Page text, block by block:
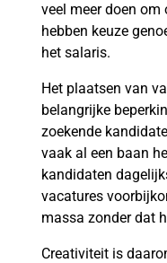
veel meer doen om
hebben keuze
het salaris.
Het plaatsen van
belangrijke
zoekende
vaak al een baan
kandidaten
vacatures
massa zonder dat
Creativiteit is